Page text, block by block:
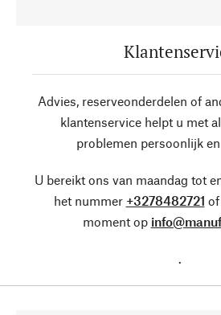
Advies, reserveonderdelen of
klantenservice helpt u met
problemen persoonlijk
U bereikt ons van maandag tot
het nummer +3278482721
moment op
.